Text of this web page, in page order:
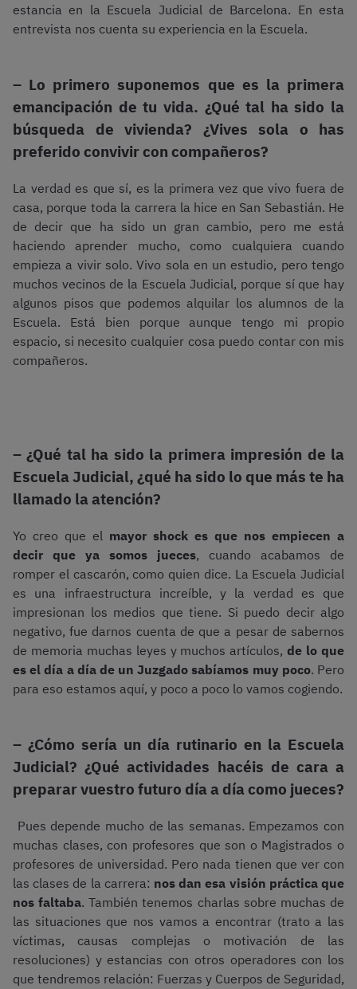
estancia en la Escuela Judicial de Barcelona. En esta
entrevista nos cuenta su experiencia en la Escuela.
– Lo primero suponemos que es la primera
emancipación de tu vida. ¿Qué tal ha sido la
búsqueda de vivienda? ¿Vives sola o has
preferido convivir con compañeros?
La verdad es que sí, es la primera vez que vivo fuera de
casa, porque toda la carrera la hice en San Sebastián. He
de decir que ha sido un gran cambio, pero me está
haciendo aprender mucho, como cualquiera cuando
empieza a vivir solo. Vivo sola en un estudio, pero tengo
muchos vecinos de la Escuela Judicial, porque sí que hay
algunos pisos que podemos alquilar los alumnos de la
Escuela. Está bien porque aunque tengo mi propio
espacio, si necesito cualquier cosa puedo contar con mis
compañeros.
– ¿Qué tal ha sido la primera impresión de la
Escuela Judicial, ¿qué ha sido lo que más te ha
llamado la atención?
Yo creo que el mayor shock es que nos empiecen a
decir que ya somos jueces, cuando acabamos de
romper el cascarón, como quien dice. La Escuela Judicial
es una infraestructura increíble, y la verdad es que
impresionan los medios que tiene. Si puedo decir algo
negativo, fue darnos cuenta de que a pesar de sabernos
de memoria muchas leyes y muchos artículos,de lo que
es el día a día de un Juzgado sabíamos muy poco. Pero
para eso estamos aquí, y poco a poco lo vamos cogiendo.
– ¿Cómo sería un día rutinario en la Escuela
Judicial? ¿Qué actividades hacéis de cara a
preparar vuestro futuro día a día como jueces?
Pues depende mucho de las semanas. Empezamos con
muchas clases, con profesores que son o Magistrados o
profesores de universidad. Pero nada tienen que ver con
las clases de la carrera: nos dan esa visión práctica que
nos faltaba. También tenemos charlas sobre muchas de
las situaciones que nos vamos a encontrar (trato a las
víctimas, causas complejas o motivación de las
resoluciones) y estancias con otros operadores con los
que tendremos relación: Fuerzas y Cuerpos de Seguridad,